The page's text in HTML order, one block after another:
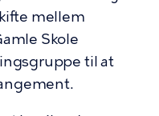
mellem
Skole
til at